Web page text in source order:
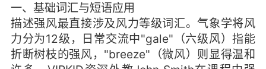
一、基础词汇与短语应用
描述强风最直接涉及风力等级词汇。气象学将风
力分为12级，日常交流中"gale"（六级风）指能
折断树枝的强风，"breeze"（微风）则显得温和